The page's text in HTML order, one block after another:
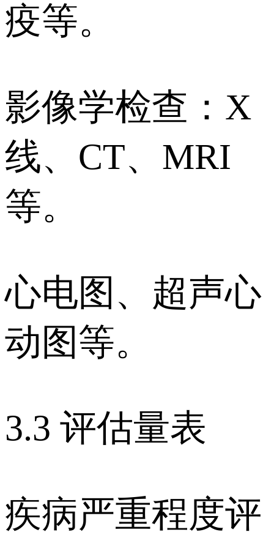
疫等。
影像学检查：X
线、CT、MRI
等。
心电图、超声心
动图等。
3.3 评估量表
疾病严重程度评